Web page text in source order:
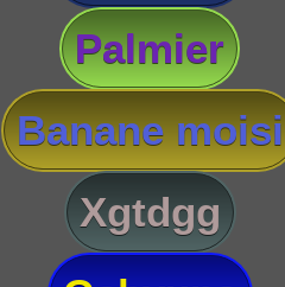
Palmier
Banane moisi
Xgtdgg